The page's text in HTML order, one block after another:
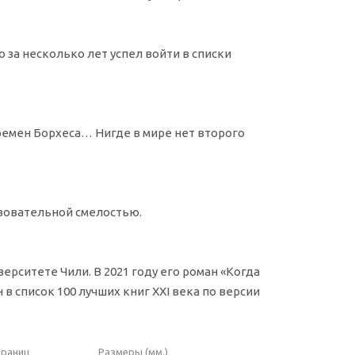
несколько лет успел войти в списки
Борхеса… Нигде в мире нет второго
смелостью.
Чили. В 2021 году его роман «Когда
100 лучших книг XXI века по версии
Размеры (мм.)